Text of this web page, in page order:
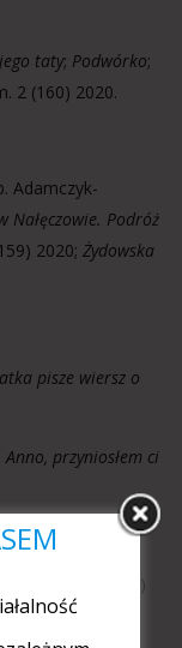
taty; Podwórko;
2 (160) 2020.
Adamczyk-
Nałęczowie. Podróż
2020; Żydowska
pisze wiersz o
Anno, przyniosłem ci
. 2 (160)